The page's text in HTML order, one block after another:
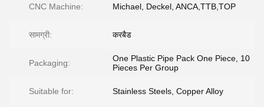
CNC Machine: Michael, Deckel, ANCA,TTB,TOP
सामग्री: करबैड
Packaging:
One Plastic Pipe Pack One Piece, 10
Pieces Per Group
Suitable for: Stainless Steels, Copper Alloy